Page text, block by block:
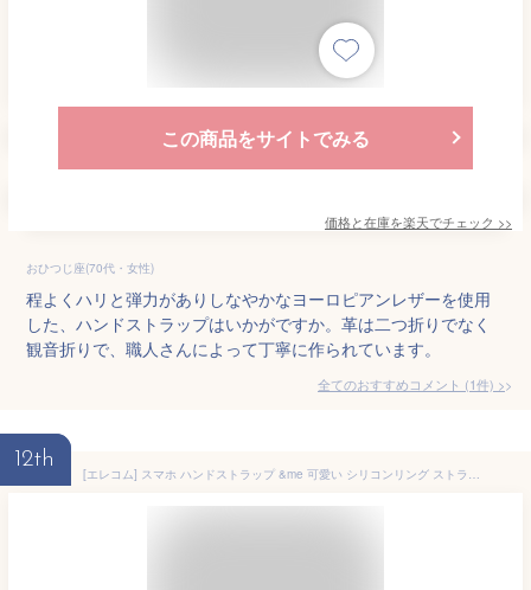
この商品をサイトでみる
価格と在庫を楽天でチェック >>
おひつじ座(70代・女性)
程よくハリと弾力がありしなやかなヨーロピアンレザーを使用
した、ハンドストラップはいかがですか。革は二つ折りでなく
観音折りで、職人さんによって丁寧に作られています。
全てのおすすめコメント (1件) >
12th
[エレコム] スマホ ハンドストラップ &me 可愛い シリコンリング ストラップホール付属 落下防止 ピンク P-STHSIDPN